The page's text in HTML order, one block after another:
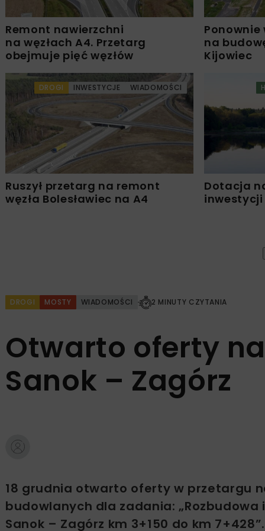
Remont nawierzchni
na węzłach A4. Przetarg
obejmuje pięć węzłów
na
Kijowiec
DROGI INWESTYCJE WIADOMOŚCI
Ruszył przetarg na remont
węzła Bolesławiec na A4
Dotacja
inwestycji
DROGI MOSTY WIADOMOŚCI 2 MINUTY CZYTANIA
Otwarto oferty
Sanok – Zagórz
18 grudnia otwarto oferty w przetargu
budowlanych dla zadania:
Sanok – Zagórz km 3+150 do km 7+428”.